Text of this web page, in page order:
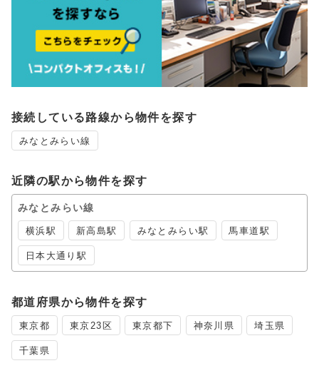
接続している路線から物件を探す
みなとみらい線
近隣の駅から物件を探す
みなとみらい線
横浜駅 新高島駅 みなとみらい駅 馬車道駅
日本大通り駅
都道府県から物件を探す
東京都 東京23区 東京都下 神奈川県 埼玉県
千葉県